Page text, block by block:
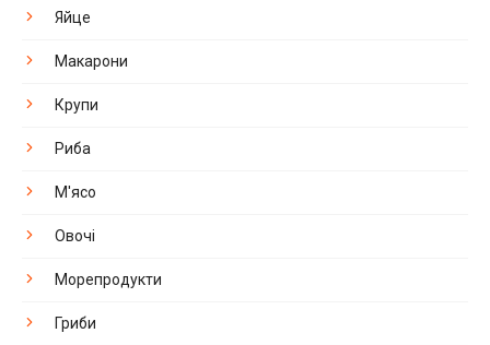
Яйце
Макарони
Крупи
Риба
М'ясо
Овочі
Морепродукти
Гриби